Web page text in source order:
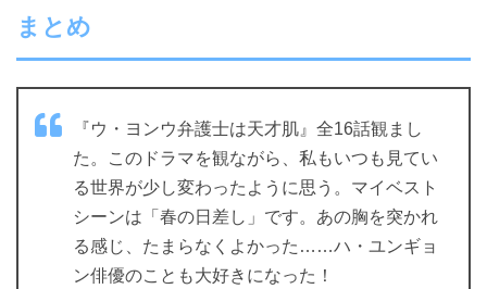
まとめ
『ウ・ヨンウ弁護士は天才肌』全16話観まし
た。このドラマを観ながら、私もいつも見てい
る世界が少し変わったように思う。マイベスト
シーンは「春の日差し」です。あの胸を突かれ
る感じ、たまらなくよかった……ハ・ユンギョ
ン俳優のことも大好きになった！